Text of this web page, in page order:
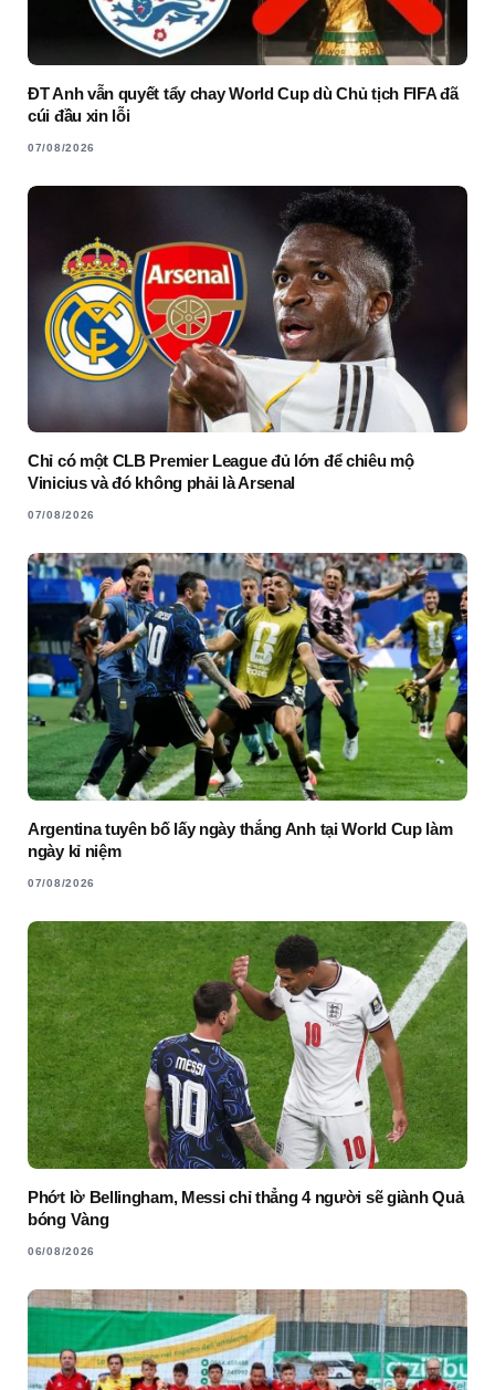
ĐT Anh vẫn quyết tẩy chay World Cup dù Chủ tịch FIFA đã
cúi đầu xin lỗi
07/08/2026
Chỉ có một CLB Premier League đủ lớn để chiêu mộ
Vinicius và đó không phải là Arsenal
07/08/2026
Argentina tuyên bố lấy ngày thắng Anh tại World Cup làm
ngày kỉ niệm
07/08/2026
Phớt lờ Bellingham, Messi chỉ thẳng 4 người sẽ giành Quả
bóng Vàng
06/08/2026